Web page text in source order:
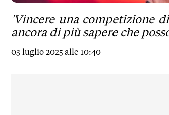
'Vincere una competizione
ancora di più sapere che
03 luglio 2025 alle 10:40